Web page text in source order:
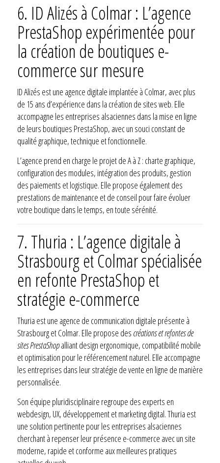
6. ID Alizés à Colmar : L’agence
PrestaShop expérimentée pour
la création de boutiques e-
commerce sur mesure
ID Alizés est une agence digitale implantée à Colmar, avec plus
de 15 ans d’expérience dans la création de sites web. Elle
accompagne les entreprises alsaciennes dans la mise en ligne
de leurs boutiques PrestaShop, avec un souci constant de
qualité graphique, technique et fonctionnelle.
L’agence prend en charge le projet de A à Z : charte graphique,
configuration des modules, intégration des produits, gestion
des paiements et logistique. Elle propose également des
prestations de maintenance et de conseil pour faire évoluer
votre boutique dans le temps, en toute sérénité.
7. Thuria : L’agence digitale à
Strasbourg et Colmar spécialisée
en refonte PrestaShop et
stratégie e-commerce
Thuria est une agence de communication digitale présente à
Strasbourg et Colmar. Elle propose des créations et refontes de
sites PrestaShopalliant design ergonomique, compatibilité mobile
et optimisation pour le référencement naturel. Elle accompagne
les entreprises dans leur stratégie de vente en ligne de manière
personnalisée.
Son équipe pluridisciplinaire regroupe des experts en
webdesign, UX, développement et marketing digital. Thuria est
une solution pertinente pour les entreprises alsaciennes
cherchant à repenser leur présence e-commerce avec un site
moderne, rapide et conforme aux meilleures pratiques